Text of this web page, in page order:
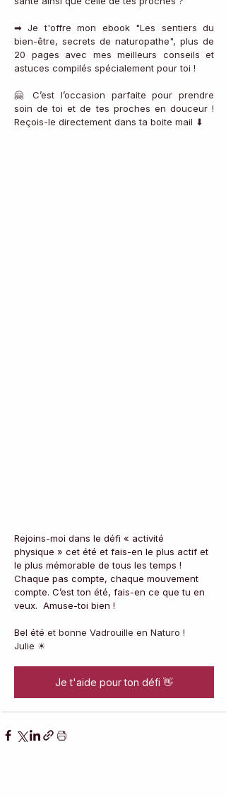
➡ Je t'offre mon ebook "Les sentiers du
bien-être, secrets de naturopathe", plus de
20 pages avec mes meilleurs conseils et
astuces compilés spécialement pour toi !
🤗 C’est l’occasion parfaite pour prendre
soin de toi et de tes proches en douceur !
Reçois-le directement dans ta boite mail ⬇
Rejoins-moi dans le défi « activité
physique » cet été et fais-en le plus actif et
le plus mémorable de tous les temps !
Chaque pas compte, chaque mouvement
compte. C’est ton été, fais-en ce que tu en
veux.  Amuse-toi bien !
Bel été et bonne Vadrouille en Naturo !
Julie ☀
Je t'aide pour ton défi 👋